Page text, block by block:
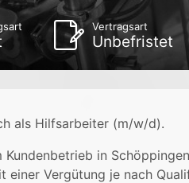
Vertragsart
Unbefristet
als Hilfsarbeiter (m/w/d).
in
einer Vergütung je nach